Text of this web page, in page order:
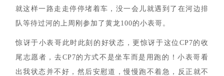
就这样一路走走停停堵着车，没一会儿就遇到了在河边排
队等待过河的上周刚参加了黄龙100的小表哥。
惊讶于小表哥此时此刻的好状态，更惊讶于这位CP7的收
尾志愿者，去CP7的方式不是坐车而是用跑的！小表哥看
出我状态并不好，然后安慰道，慢慢跑不着急，反正就不